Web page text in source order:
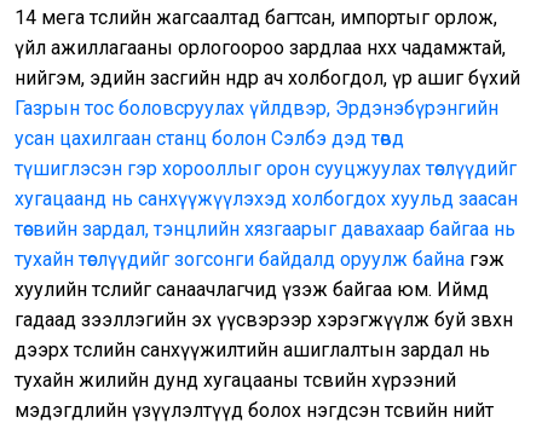
14 мега төслийн жагсаалтад багтсан, импортыг орлож,
үйл ажиллагааны орлогоороо зардлаа нөхөх чадамжтай,
нийгэм, эдийн засгийн өндөр ач холбогдол, үр ашиг бүхий
Газрын тос боловсруулах үйлдвэр, Эрдэнэбүрэнгийн
усан цахилгаан станц болон Сэлбэ дэд төвд
түшиглэсэн гэр хорооллыг орон сууцжуулах төслүүдийг
хугацаанд нь санхүүжүүлэхэд холбогдох хуульд заасан
төсвийн зардал, тэнцлийн хязгаарыг давахаар байгаа нь
тухайн төслүүдийг зогсонги байдалд оруулж байна гэж
хуулийн төслийг санаачлагчид үзэж байгаа юм. Иймд
гадаад зээллэгийн эх үүсвэрээр хэрэгжүүлж буй зөвхөн
дээрх төслийн санхүүжилтийн ашиглалтын зардал нь
тухайн жилийн дунд хугацааны төсвийн хүрээний
мэдэгдлийн үзүүлэлтүүд болох нэгдсэн төсвийн нийт